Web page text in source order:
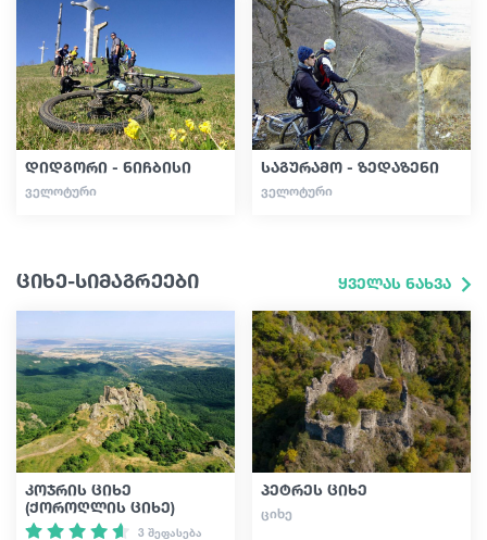
დიდგორი - ნიჩბისი
ᲕᲔᲚᲝᲢᲣᲠᲘ
საგურამო - ზედაზენი
ᲕᲔᲚᲝᲢᲣᲠᲘ
ციხე-სიმაგრეები ყველას ნახვა
კოჯრის ციხე
(ქოროღლის ციხე)
3 შეფასება
პეტრეს ციხე
ᲪᲘᲮᲔ